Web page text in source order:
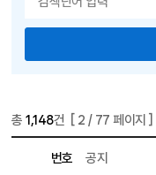
총1,148건 [ 2 / 77 페이지 ]
번호
공지